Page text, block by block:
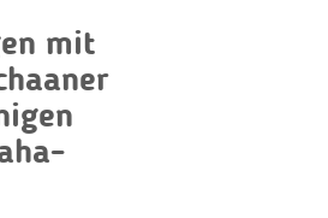
mit